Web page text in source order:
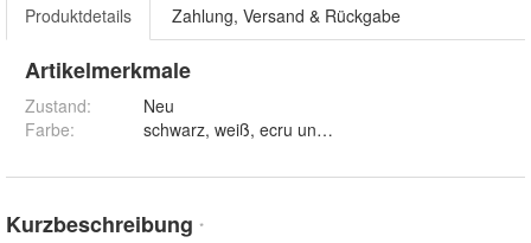
Produktdetails Zahlung, Versand & Rückgabe
Artikelmerkmale
Zustand:
Neu
Farbe: schwarz, weiß, ecru und braun
Kurzbeschreibung *